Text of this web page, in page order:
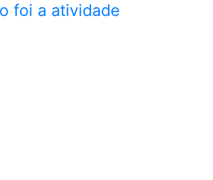
foi a atividade